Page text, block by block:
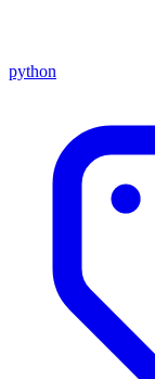
python